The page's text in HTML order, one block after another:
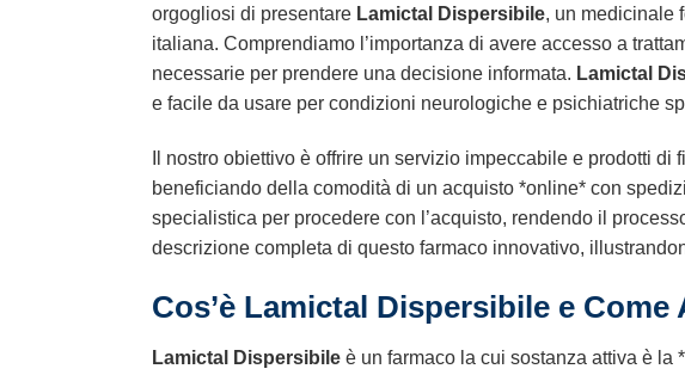
orgogliosi di presentare Lamictal Dispersibile, un medicinale
italiana. Comprendiamo l’importanza di avere accesso a
necessarie per prendere una decisione informata. Lamictal
e facile da usare per condizioni neurologiche e psichiatriche
Il nostro obiettivo è offrire un servizio impeccabile e prodotti di
beneficiando della comodità di un acquisto *online* con
specialistica per procedere con l’acquisto, rendendo il
descrizione completa di questo farmaco innovativo,
Cos’è Lamictal Dispersibile e Come
Lamictal Dispersibile è un farmaco la cui sostanza attiva è